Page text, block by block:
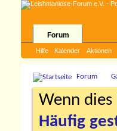
Forum
Hilfe Kalender Aktionen
Forum
Wenn
Häufig